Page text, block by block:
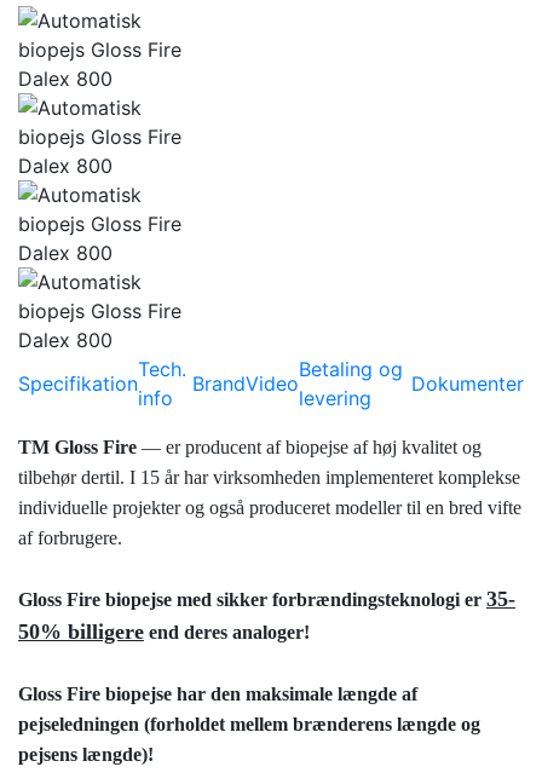
Specifikation
Tech.
info
BrandVideo
Betaling og
levering
Dokumenter
ТМ Gloss Fire — er producent af biopejse af høj kvalitet og
tilbehør dertil. I 15 år har virksomheden implementeret komplekse
individuelle projekter og også produceret modeller til en bred vifte
af forbrugere.
Gloss Fire biopejse med sikker forbrændingsteknologi er 35-
50% billigere end deres analoger!
Gloss Fire biopejse har den maksimale længde af
pejseledningen (forholdet mellem brænderens længde og
pejsens længde)!